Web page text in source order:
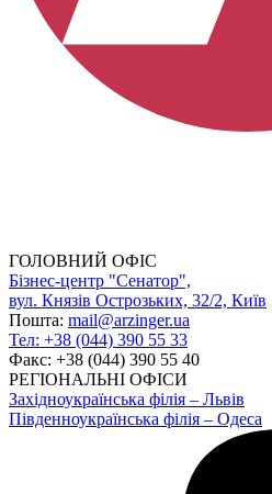
ГОЛОВНИЙ ОФІС
Бізнес-центр "Сенатор",
вул. Князів Острозьких, 32/2, Київ
Пошта: mail@arzinger.ua
Тел: +38 (044) 390 55 33
Факс: +38 (044) 390 55 40
РЕГІОНАЛЬНІ ОФІСИ
Західноукраїнська філія – Львів
Південноукраїнська філія – Одеса